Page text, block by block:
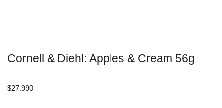
Cornell & Diehl: Apples & Cream 56g
$27.990